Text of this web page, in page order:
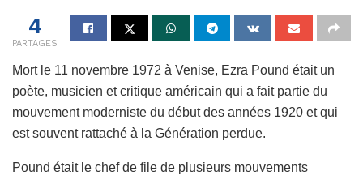
4
PARTAGES
Mort le 11 novembre 1972 à Venise, Ezra Pound était un
poète, musicien et critique américain qui a fait partie du
mouvement moderniste du début des années 1920 et qui
est souvent rattaché à la Génération perdue.
Pound était le chef de file de plusieurs mouvements